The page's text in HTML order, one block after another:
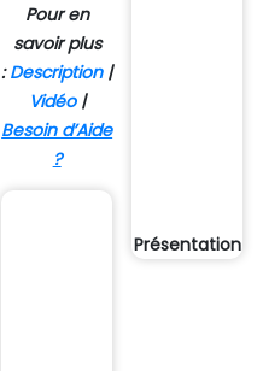
Pour en
savoir plus
:Description|
Vidéo|
Besoin d’Aide
?
Présentation